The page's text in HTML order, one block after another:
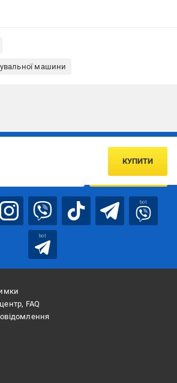
машини
КУПИТИ
першим про акції та пропозиції
ПІДПИСАТИСЯ
bot
bot
FAQ